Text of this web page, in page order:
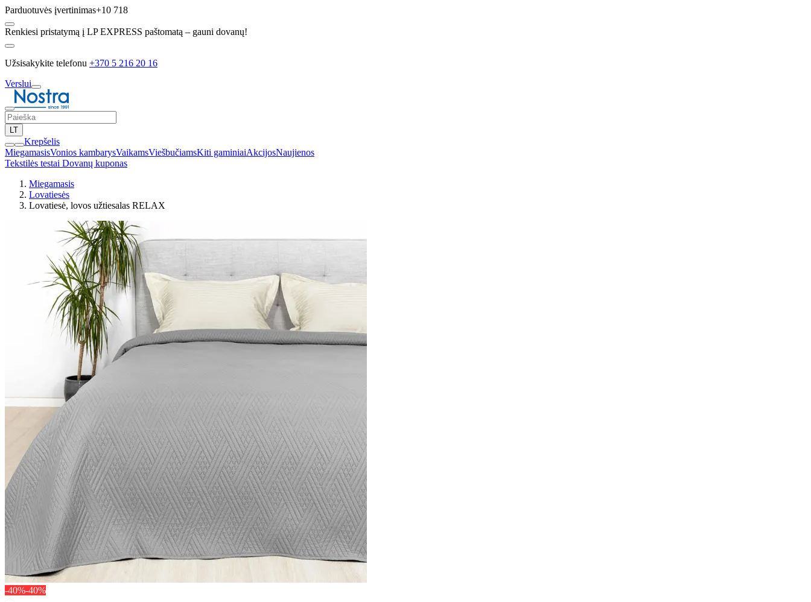
Parduotuvės įvertinimas+10 718
Renkiesi pristatymą į LP EXPRESS paštomatą – gauni dovanų!
Užsisakykite telefonu +370 5 216 20 16
Verslui
LT
Krepšelis
MiegamasisVonios kambarysVaikamsViešbučiamsKiti gaminiaiAkcijosNaujienos
Tekstilės testai Dovanų kuponas
Miegamasis
Lovatiesės
Lovatiesė, lovos užtiesalas RELAX
-40%-40%